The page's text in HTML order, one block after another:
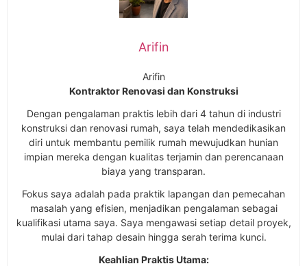
Arifin
Arifin
Kontraktor Renovasi dan Konstruksi
Dengan pengalaman praktis lebih dari 4 tahun di industri
konstruksi dan renovasi rumah, saya telah mendedikasikan
diri untuk membantu pemilik rumah mewujudkan hunian
impian mereka dengan kualitas terjamin dan perencanaan
biaya yang transparan.
Fokus saya adalah pada praktik lapangan dan pemecahan
masalah yang efisien, menjadikan pengalaman sebagai
kualifikasi utama saya. Saya mengawasi setiap detail proyek,
mulai dari tahap desain hingga serah terima kunci.
Keahlian Praktis Utama: